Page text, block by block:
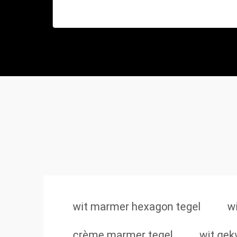
wit marmer hexagon tegel